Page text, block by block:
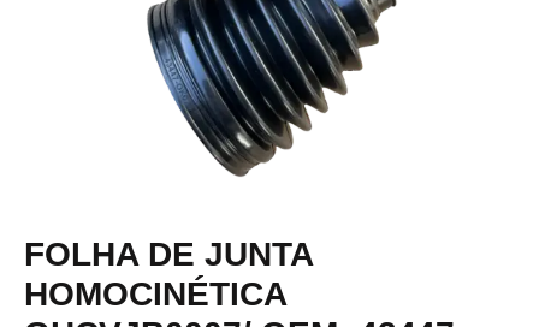
FOLHA DE JUNTA
HOMOCINÉTICA